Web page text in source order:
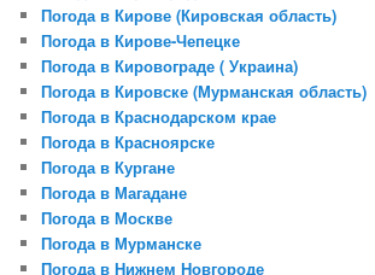
Погода в Кирове (Кировская область)
Погода в Кирове-Чепецке
Погода в Кировограде ( Украина)
Погода в Кировске (Мурманская область)
Погода в Краснодарском крае
Погода в Красноярске
Погода в Кургане
Погода в Магадане
Погода в Москве
Погода в Мурманске
Погода в Нижнем Новгороде